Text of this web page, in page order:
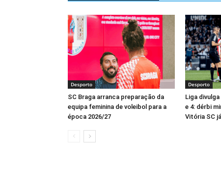
Desporto
SC Braga arranca preparação da
equipa feminina de voleibol para a
época 2026/27
Desporto
Liga
e 4: dérbi
Vitória SC